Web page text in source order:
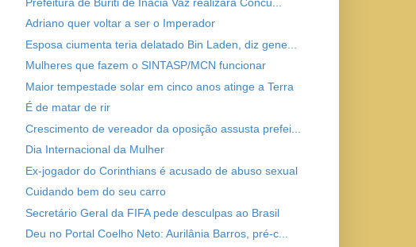
Adriano quer voltar a ser o Imperador
Esposa ciumenta teria delatado Bin Laden, diz gene...
Mulheres que fazem o SINTASP/MCN funcionar
Maior tempestade solar em cinco anos atinge a Terra
É de matar de rir
Crescimento de vereador da oposição assusta prefei...
Dia Internacional da Mulher
Ex-jogador do Corinthians é acusado de abuso sexual
Cuidando bem do seu carro
Secretário Geral da FIFA pede desculpas ao Brasil
Deu no Portal Coelho Neto: Aurilânia Barros, pré-c...